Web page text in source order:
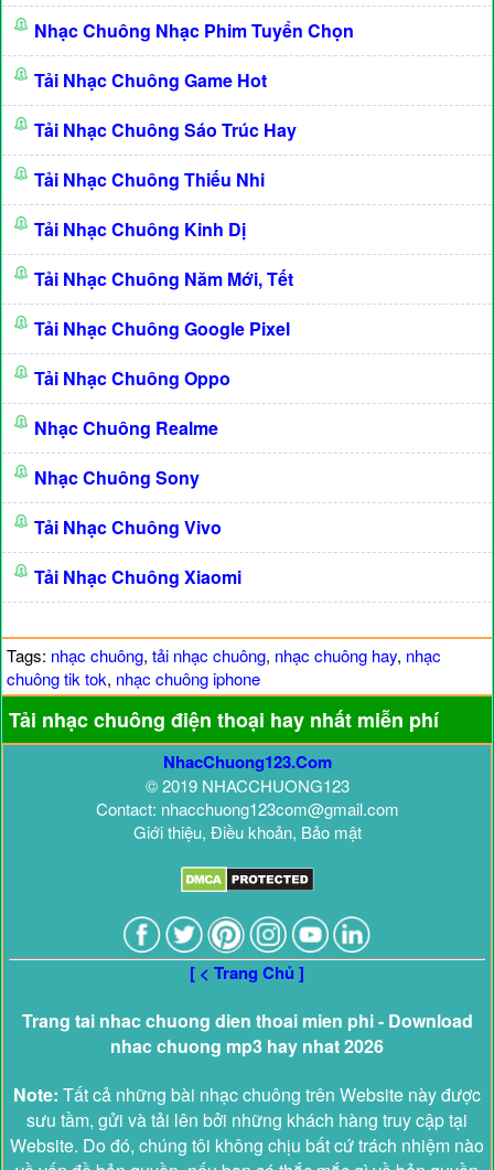
Nhạc Chuông Nhạc Phim Tuyển Chọn
Tải Nhạc Chuông Game Hot
Tải Nhạc Chuông Sáo Trúc Hay
Tải Nhạc Chuông Thiếu Nhi
Tải Nhạc Chuông Kinh Dị
Tải Nhạc Chuông Năm Mới, Tết
Tải Nhạc Chuông Google Pixel
Tải Nhạc Chuông Oppo
Nhạc Chuông Realme
Nhạc Chuông Sony
Tải Nhạc Chuông Vivo
Tải Nhạc Chuông Xiaomi
Tags: nhạc chuông, tải nhạc chuông, nhạc chuông hay, nhạc
chuông tik tok, nhạc chuông iphone
Tải nhạc chuông điện thoại hay nhất miễn phí
NhacChuong123.Com
© 2019 NHACCHUONG123
Contact: nhacchuong123com@gmail.com
Giới thiệu, Điều khoản, Bảo mật
[ < Trang Chủ ]
Trang tai nhac chuong dien thoai mien phi - Download
nhac chuong mp3 hay nhat 2026
Note: Tất cả những bài nhạc chuông trên Website này được
sưu tầm, gửi và tải lên bởi những khách hàng truy cập tại
Website. Do đó, chúng tôi không chịu bất cứ trách nhiệm nào